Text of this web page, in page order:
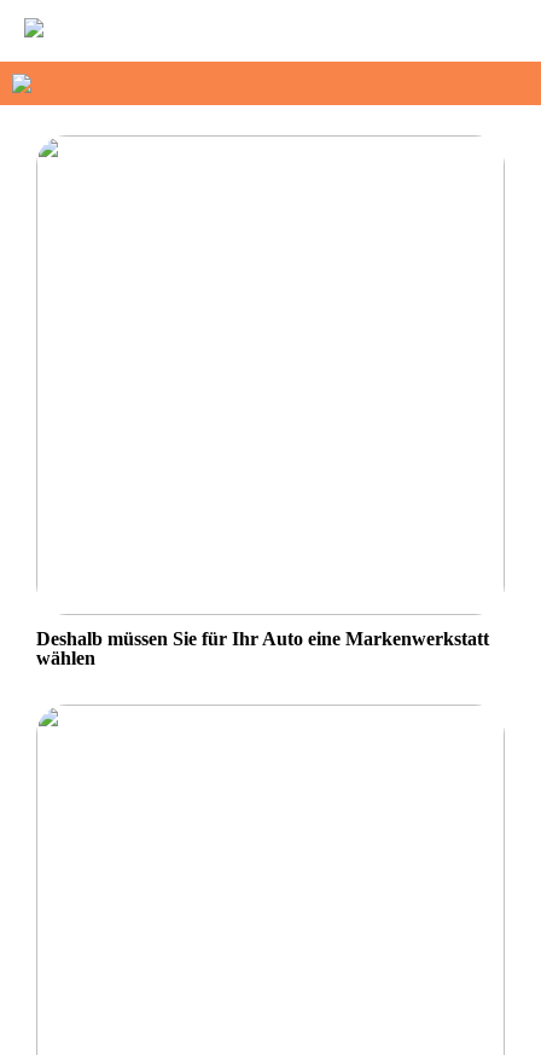
Deshalb müssen Sie für Ihr Auto eine Markenwerkstatt
wählen